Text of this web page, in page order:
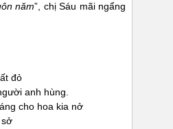
năm”, chị Sáu mãi ngẩng
đỏ
anh hùng.
cho hoa kia nở
sở